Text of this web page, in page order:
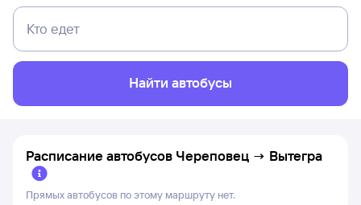
Кто едет
Найти автобусы
Расписание автобусов Череповец → Вытегра
Прямых автобусов по этому маршруту нет.